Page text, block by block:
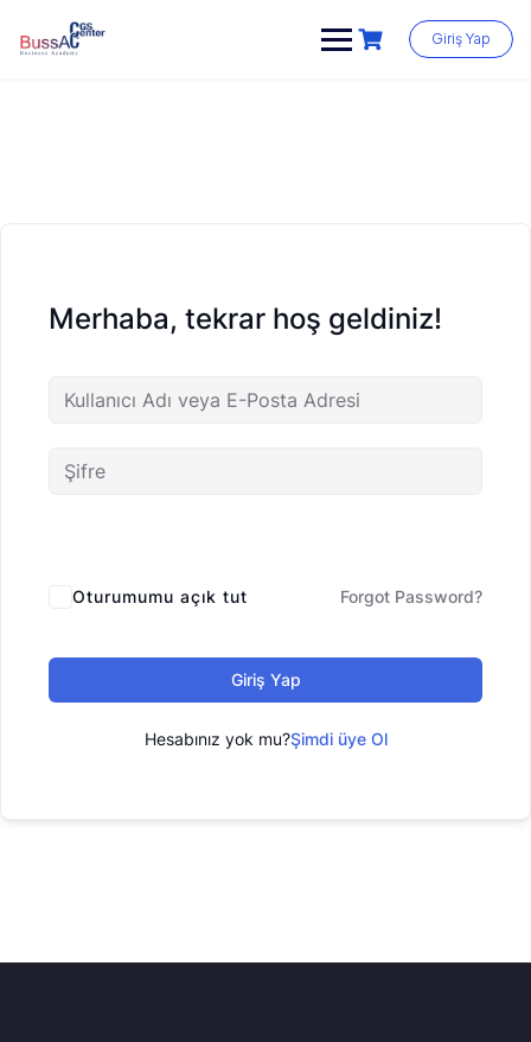
content
Giriş Yap
Merhaba, tekrar hoş geldiniz!
Oturumumu açık tut Forgot Password?
Giriş Yap
Hesabınız yok mu?Şimdi üye Ol